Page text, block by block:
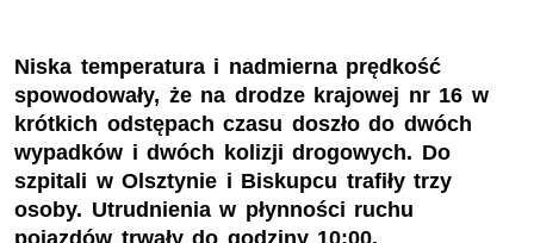
Niska temperatura i nadmierna prędkość
spowodowały, że na drodze krajowej nr 16 w
krótkich odstępach czasu doszło do dwóch
wypadków i dwóch kolizji drogowych. Do
szpitali w Olsztynie i Biskupcu trafiły trzy
osoby. Utrudnienia w płynności ruchu